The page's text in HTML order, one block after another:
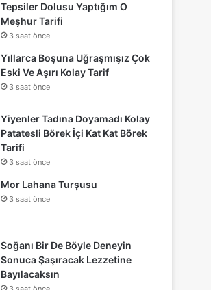
Tepsiler Dolusu Yaptığım O
Meşhur Tarifi
3 saat önce
Yıllarca Boşuna Uğraşmışız Çok
Eski Ve Aşırı Kolay Tarif
3 saat önce
Yiyenler Tadına Doyamadı Kolay
Patatesli Börek İçi Kat Kat Börek
Tarifi
3 saat önce
Mor Lahana Turşusu
3 saat önce
Soğanı Bir De Böyle Deneyin
Sonuca Şaşıracak Lezzetine
Bayılacaksın